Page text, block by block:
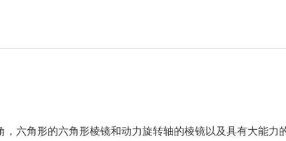
六角形的六角形棱镜和动力旋转轴的棱镜以及具有大能力